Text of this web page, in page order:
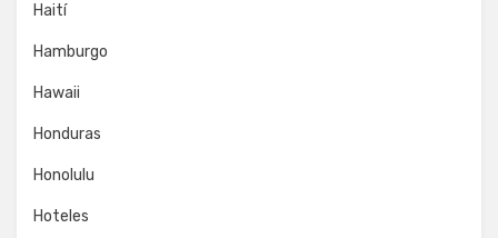
Haití
Hamburgo
Hawaii
Honduras
Honolulu
Hoteles